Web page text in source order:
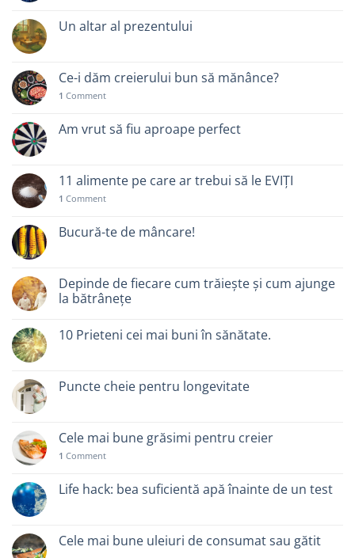
Un altar al prezentului
Ce-i dăm creierului bun să mănânce?
1 Comment
Am vrut să fiu aproape perfect
11 alimente pe care ar trebui să le EVIȚI
1 Comment
Bucură-te de mâncare!
Depinde de fiecare cum trăiește și cum ajunge
la bătrânețe
10 Prieteni cei mai buni în sănătate.
Puncte cheie pentru longevitate
Cele mai bune grăsimi pentru creier
1 Comment
Life hack: bea suficientă apă înainte de un test
Cele mai bune uleiuri de consumat sau gătit